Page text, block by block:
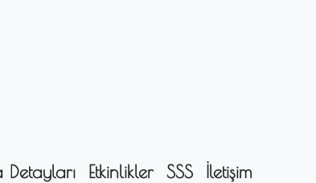
Detayları Etkinlikler SSS İletişim